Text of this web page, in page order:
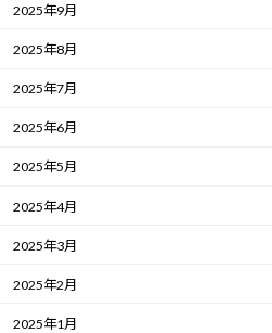
2025年9月
2025年8月
2025年7月
2025年6月
2025年5月
2025年4月
2025年3月
2025年2月
2025年1月